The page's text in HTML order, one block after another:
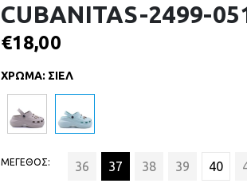
CUBANITAS-2499-
€18,00
ΧΡΩΜΑ: ΣΙΕΛ
ΜΕΓΕΘΟΣ 36 37 38 39 40